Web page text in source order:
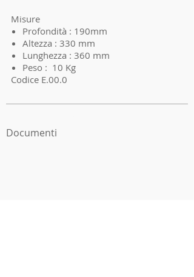
Misure
Profondità : 190mm
Altezza : 330 mm
Lunghezza : 360 mm
Peso : 10 Kg
Codice E.00.0
Documenti